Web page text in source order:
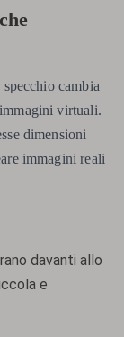
cambia
virtuali.
dimensioni
immagini reali
davanti allo
e